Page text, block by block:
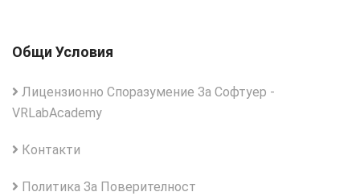
Общи Условия
Лицензионно Споразумение За Софтуер -
VRLabAcademy
Контакти
Политика За Поверителност